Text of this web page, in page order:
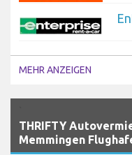
MEHR ANZEIGEN
THRIFTY
Memmingen